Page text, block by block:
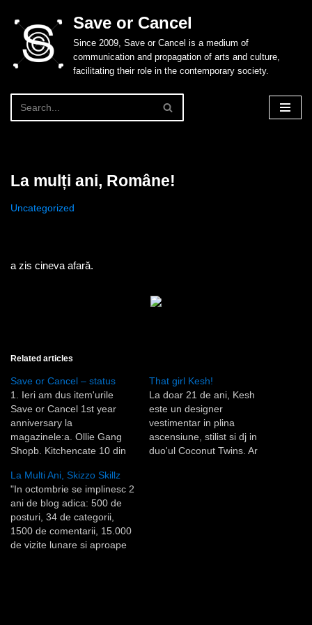
Skip
content
Save or Cancel
Since 2009, Save or Cancel is a medium of
communication and propagation of arts and culture,
facilitating their role in the contemporary society.
La mulți ani, Române!
Uncategorized
a zis cineva afară.
Related articles
Save or Cancel – status
1. Ieri am dus item'urile
Save or Cancel 1st year
anniversary la
magazinele:a. Ollie Gang
Shopb. Kitchencate 10 din
stock (except the cds)!!!2.
Ne pare rau, dar livrarile in
afara localitatii vor mai dura
putin.3. The giveaway list is
at Ollie Gang Shop.4. Dupa
cum…
That girl Kesh!
La doar 21 de ani, Kesh
este un designer
vestimentar in plina
ascensiune, stilist si dj in
duo'ul Coconut Twins. Ar
La Multi Ani, Skizzo Skillz
"In octombrie se implinesc 2
ani de blog adica: 500 de
posturi, 34 de categorii,
1500 de comentarii, 15.000
de vizite lunare si aproape